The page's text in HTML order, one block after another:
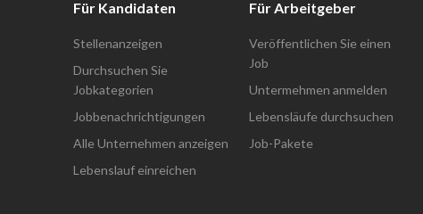
Für Kandidaten
Stellenanzeigen
Durchsuchen Sie
Jobkategorien
Jobbenachrichtigungen
Alle Unternehmen anzeigen
Lebenslauf einreichen
Für Arbeitgeber
Veröffentlichen Sie einen
Job
Untermehmen anmelden
Lebensläufe durchsuchen
Job-Pakete